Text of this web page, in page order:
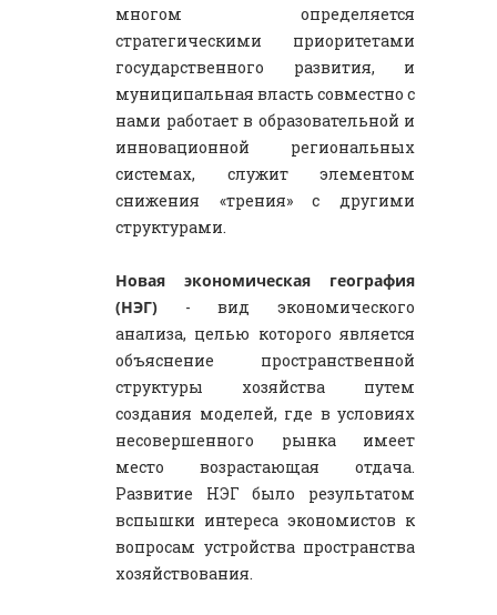
многом определяется
стратегическими приоритетами
государственного развития, и
муниципальная власть совместно с
нами работает в образовательной и
инновационной региональных
системах, служит элементом
снижения «трения» с другими
структурами.
Новая экономическая география
(НЭГ) - вид экономического
анализа, целью которого является
объяснение пространственной
структуры хозяйства путем
создания моделей, где в условиях
несовершенного рынка имеет
место возрастающая отдача.
Развитие НЭГ было результатом
вспышки интереса экономистов к
вопросам устройства пространства
хозяйствования.